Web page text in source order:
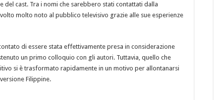
cast. Tra i nomi che sarebbero stati contattati dalla
molto noto al pubblico televisivo grazie alle sue esperienze
di essere stata effettivamente presa in considerazione
un primo colloquio con gli autori. Tuttavia, quello che
si è trasformato rapidamente in un motivo per allontanarsi
Filippine.